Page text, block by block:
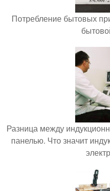
Потребление бытовых
Разница между
панелью. Что значит